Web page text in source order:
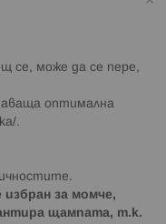
се, може да се пере,
оптимална
.
за момче,
щампата, т.к.